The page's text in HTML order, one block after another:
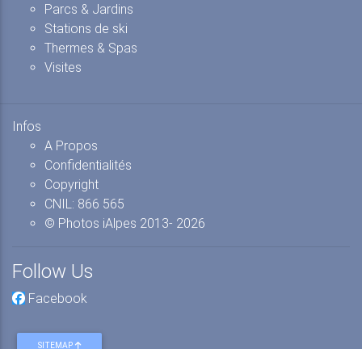
Parcs & Jardins
Stations de ski
Thermes & Spas
Visites
Infos
A Propos
Confidentialités
Copyright
CNIL: 866 565
© Photos iAlpes 2013- 2026
Follow Us
Facebook
SITEMAP